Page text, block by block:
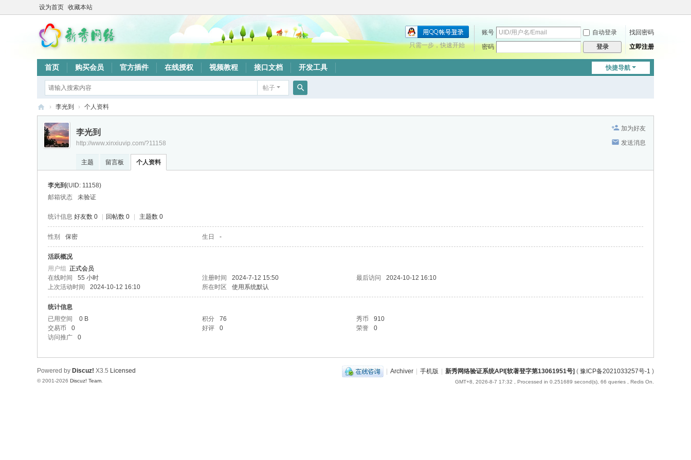
设为首页 收藏本站
账号 自动登录
找回密码
密码
登录 立即注册
只需一步，快速开始
快捷导航
首页 购买会员 官方插件 在线授权 视频教程 接口文档 开发工具
帖子
索
新
秀
网
› 李光到 › 个人资料
加为好友
发送消息
李光到
http://www.xinxiuvip.com/?11158
主题 留言板 个人资料
李光到(UID: 11158)
邮箱状态
未验证
统计信息 好友数 0 回帖数 0 主题数 0
性别 保密 生日 -
活跃概况
用户组 正式会员
在线时间
55 小时 注册时间 2024-7-12 15:50 最后访问
2024-10-12 16:10
上次活动时间
2024-10-12 16:10 所在时区 使用系统默认
统计信息
已用空间
0 B 积分 76 秀币
910
交易币
0 好评 0 荣誉
0
访问推广
0
| Archiver | 手机版 | 新秀网络验证系统API[软著登字第13061951号] ( 豫ICP备2021033257号-1 )
GMT+8, 2026-8-7 17:32 , Processed in 0.251689 second(s), 66 queries , Redis On.
Powered by Discuz! X3.5 Licensed
© 2001-2026 Discuz! Team